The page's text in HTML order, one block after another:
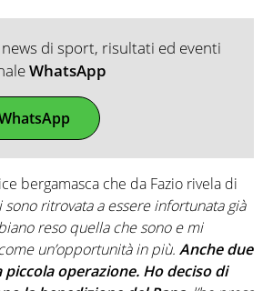
di sport, risultati ed eventi
WhatsApp
bergamasca che da Fazio rivela di
sono ritrovata a essere infortunata già
reso quella che sono e mi
un’opportunità in più. Anche due
operazione. Ho deciso di